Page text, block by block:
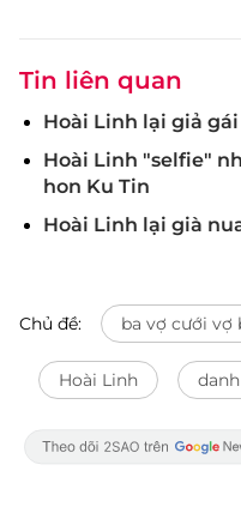
Tin liên quan
Hoài Linh lại giả
Hoài Linh "selfie"
hon Ku Tin
Hoài Linh lại già
Chủ đề: ba vợ cưới vợ
Hoài Linh